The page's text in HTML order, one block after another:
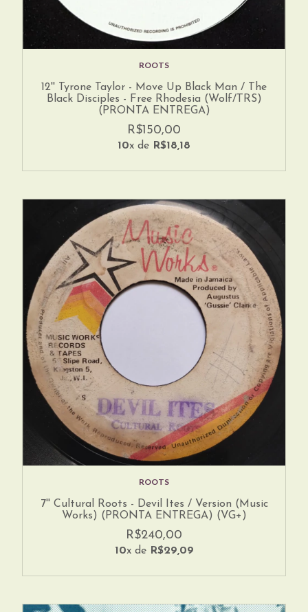
ROOTS
12'' Tyrone Taylor - Move Up Black Man / The
Black Disciples - Free Rhodesia (Wolf/TRS)
(PRONTA ENTREGA)
R$150,00
10x de R$18,18
ROOTS
7'' Cultural Roots - Devil Ites / Version (Music
Works) (PRONTA ENTREGA) (VG+)
R$240,00
10x de R$29,09